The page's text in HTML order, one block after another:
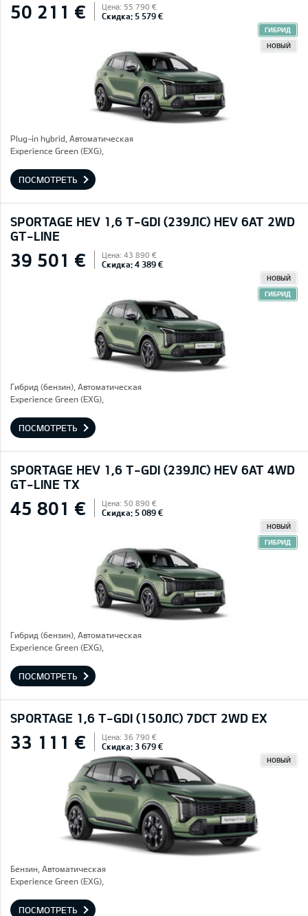
50 211 € Цена: 55 790 €
Скидка: 5 579 €
ГИБРИД
НОВЫЙ
Plug-in hybrid, Автоматическая
Experience Green (EXG),
ПОСМОТРЕТЬ
SPORTAGE HEV 1,6 T-GDI (239ЛС) HEV 6AT 2WD
GT-LINE
39 501 € Цена: 43 890 €
Скидка: 4 389 €
НОВЫЙ
ГИБРИД
Гибрид (бензин), Автоматическая
Experience Green (EXG),
ПОСМОТРЕТЬ
SPORTAGE HEV 1,6 T-GDI (239ЛС) HEV 6AT 4WD
GT-LINE TX
45 801 € Цена: 50 890 €
Скидка: 5 089 €
НОВЫЙ
ГИБРИД
Гибрид (бензин), Автоматическая
Experience Green (EXG),
ПОСМОТРЕТЬ
SPORTAGE 1,6 T-GDI (150ЛС) 7DCT 2WD EX
33 111 € Цена: 36 790 €
Скидка: 3 679 €
НОВЫЙ
Бензин, Автоматическая
Experience Green (EXG),
ПОСМОТРЕТЬ